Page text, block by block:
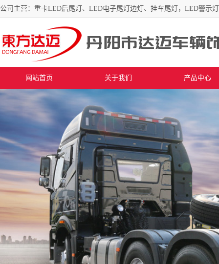
公司主营：重卡LED后尾灯、LED电子尾灯边灯、挂车尾灯，LED警示
网站首页 关于我们 产品中心